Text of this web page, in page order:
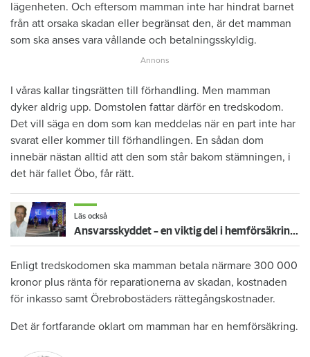
lägenheten. Och eftersom mamman inte har hindrat barnet
från att orsaka skadan eller begränsat den, är det mamman
som ska anses vara vållande och betalningsskyldig.
I våras kallar tingsrätten till förhandling. Men mamman
dyker aldrig upp. Domstolen fattar därför en tredskodom.
Det vill säga en dom som kan meddelas när en part inte har
svarat eller kommer till förhandlingen. En sådan dom
innebär nästan alltid att den som står bakom stämningen, i
det här fallet Öbo, får rätt.
Läs också
Ansvarsskyddet – en viktig del i hemförsäkringen
Enligt tredskodomen ska mamman betala närmare 300 000
kronor plus ränta för reparationerna av skadan, kostnaden
för inkasso samt Örebrobostäders rättegångskostnader.
Det är fortfarande oklart om mamman har en hemförsäkring.